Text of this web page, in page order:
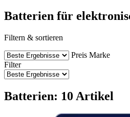
Batterien für
Filtern & sortieren
Preis Marke
Filter
Batterien: 10 Artikel